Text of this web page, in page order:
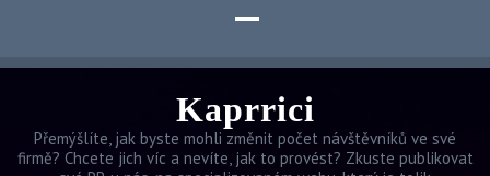
Kaprrici
Přemýšlíte, jak byste mohli změnit počet návštěvníků ve své
firmě? Chcete jich víc a nevíte, jak to provést? Zkuste publikovat